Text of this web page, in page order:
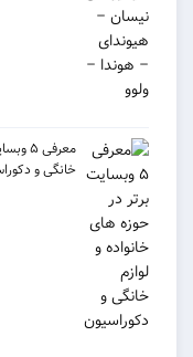
خانگی و